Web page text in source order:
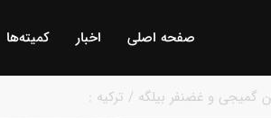
صفحه اصلی اخبار كمیته‌ها
انتخابی و قهرمانی باشگاههای خوزستان/ اهواز :